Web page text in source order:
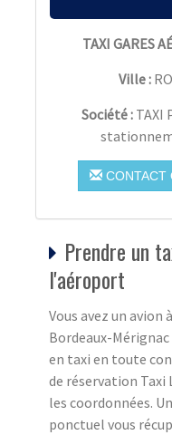
TAXI GARES
Ville :
Société : TAXI
CONTACT
Prendre un
l'aéroport
Vous avez un avion
Bordeaux-
en taxi en toute
de réservation Taxi
les coordonnées.
ponctuel vous